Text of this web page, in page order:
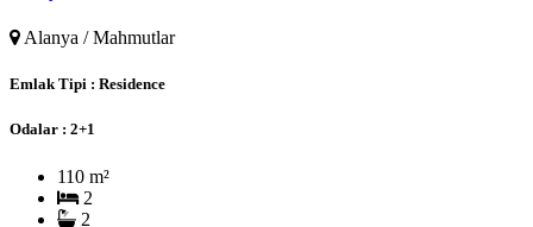
Alanya / Mahmutlar
Emlak Tipi : Residence
Odalar : 2+1
110 m²
2
2